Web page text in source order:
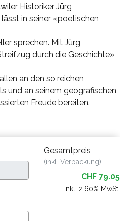
Historiker Jürg
in seiner «poetischen
sprechen. Mit Jürg
durch die Geschichte»
an den so reichen
und an seinem geografischen
Freude bereiten.
Gesamtpreis
(inkl. Verpackung)
CHF 79.05
Inkl. 2.60% MwSt.